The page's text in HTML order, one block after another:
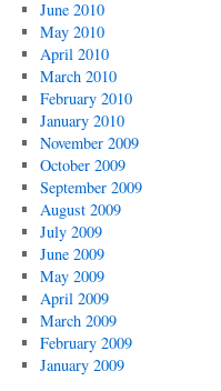
June 2010
May 2010
April 2010
March 2010
February 2010
January 2010
November 2009
October 2009
September 2009
August 2009
July 2009
June 2009
May 2009
April 2009
March 2009
February 2009
January 2009